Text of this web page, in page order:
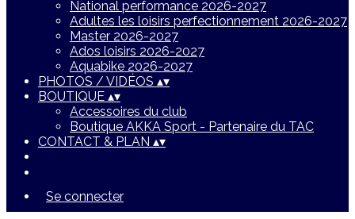
National performance 2026-2027
Adultes les loisirs perfectionnement 2026-2027
Master 2026-2027
Ados loisirs 2026-2027
Aquabike 2026-2027
PHOTOS / VIDÉOS ▴▾
BOUTIQUE ▴▾
Accessoires du club
Boutique AKKA Sport - Partenaire du TAC
CONTACT & PLAN ▴▾
Se connecter